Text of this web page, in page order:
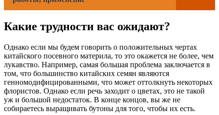
Какие трудности вас ожидают?
Однако если мы будем говорить о положительных чертах
китайского посевного материла, то это окажется не более, чем
лукавство. Например, самая большая проблема заключается в
том, что большинство китайских семян являются
генномодифицированными, что может оттолкнуть некоторых
флористов. Однако если речь заходит о цветах, это не такой
уж и большой недостаток. В конце концов, вы же не
собираетесь выращивать бутоны для того, чтобы их есть.